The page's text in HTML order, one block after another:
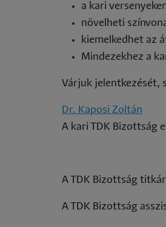
a kari
növelheti
kiemelkedhet az
Mindezekhez a
Várjuk jelentkezését,
Dr. Kaposi Zoltán
A kari TDK Bizottság
A TDK Bizottság
A TDK Bizottság